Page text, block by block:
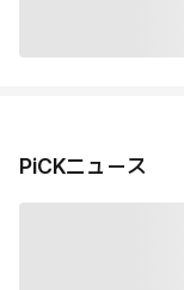
PiCKニュース